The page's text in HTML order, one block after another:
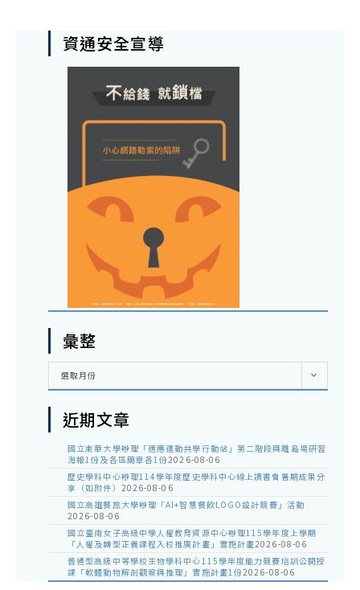
資通安全宣導
彙整
彙
選取月份
近期文章
國立東華大學辦理「適應運動共學行動站」第二階段與離島場研習
海報1份及各區簡章各1份2026-08-06
歷史學科中心辦理114學年度歷史學科中心線上讀書會暑期成果分
享（如附件） 2026-08-06
國立高雄餐旅大學辦理「AI+智慧餐飲LOGO設計競賽」活動
2026-08-06
國立臺南女子高級中學人權教育資源中心辦理115學年度上學期
「人權及轉型正義課程入校推廣計畫」實施計畫2026-08-06
普通型高級中等學校生物學科中心115學年度能力競賽培訓公開授
課「軟體動物解剖觀察與推理」實施計畫1份2026-08-06